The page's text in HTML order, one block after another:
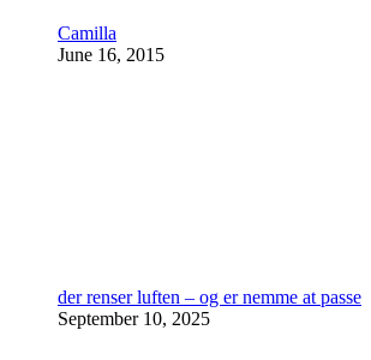
Camilla
June 16, 2015
der renser luften – og er nemme at passe
September 10, 2025